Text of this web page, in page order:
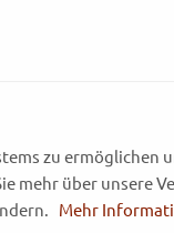
zu
mehr über unsere
Mehr